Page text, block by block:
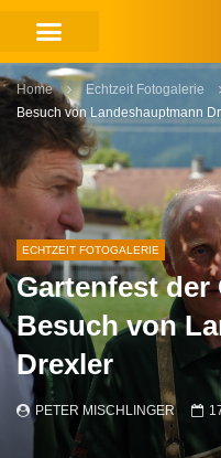
Home Echtzeit Fotogalerie
Besuch von Landeshauptmann
ECHTZEIT FOTOGALERIE
Gartenfest der
Besuch von
Drexler
PETER MISCHLINGER